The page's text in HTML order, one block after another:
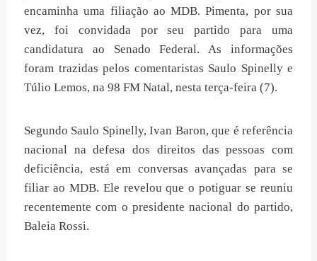
encaminha uma filiação ao MDB. Pimenta, por sua
vez, foi convidada por seu partido para uma
candidatura ao Senado Federal. As informações
foram trazidas pelos comentaristas Saulo Spinelly e
Túlio Lemos, na 98 FM Natal, nesta terça-feira (7).
Segundo Saulo Spinelly, Ivan Baron, que é referência
nacional na defesa dos direitos das pessoas com
deficiência, está em conversas avançadas para se
filiar ao MDB. Ele revelou que o potiguar se reuniu
recentemente com o presidente nacional do partido,
Baleia Rossi.